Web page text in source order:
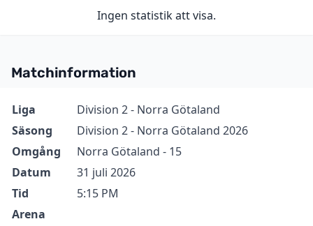
Ingen statistik att visa.
Matchinformation
InformationVärde
Liga
Division 2 - Norra Götaland
Säsong
Division 2 - Norra Götaland 2026
Omgång
Norra Götaland - 15
Datum
31 juli 2026
Tid
5:15 PM
Arena